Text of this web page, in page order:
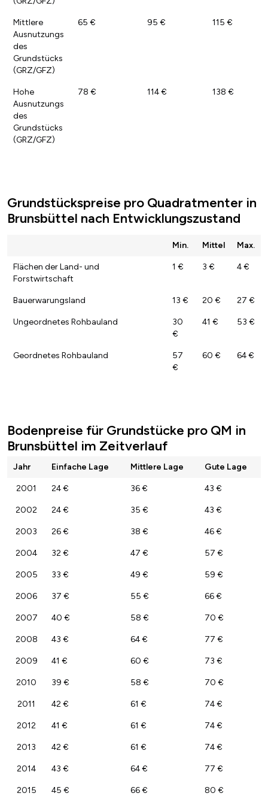
Mittlere
Ausnutzungs
des
Grundstücks
(GRZ/GFZ)
65 € 95 € 115 €
Hohe
Ausnutzungs
des
Grundstücks
(GRZ/GFZ)
78 € 114 € 138 €
Grundstückspreise pro Quadratmenter in
Brunsbüttel nach Entwicklungszustand
Min. Mittel Max.
Flächen der Land- und
Forstwirtschaft
1 € 3 € 4 €
Bauerwarungsland 13 € 20 € 27 €
Ungeordnetes Rohbauland
30
€
41 € 53 €
Geordnetes Rohbauland
57
€
60 € 64 €
Bodenpreise für Grundstücke pro QM in
Brunsbüttel im Zeitverlauf
Jahr Einfache Lage Mittlere Lage Gute Lage
2001 24 € 36 € 43 €
2002 24 € 35 € 43 €
2003 26 € 38 € 46 €
2004 32 € 47 € 57 €
2005 33 € 49 € 59 €
2006 37 € 55 € 66 €
2007 40 € 58 € 70 €
2008 43 € 64 € 77 €
2009 41 € 60 € 73 €
2010 39 € 58 € 70 €
2011 42 € 61 € 74 €
2012 41 € 61 € 74 €
2013 42 € 61 € 74 €
2014 43 € 64 € 77 €
2015 45 € 66 € 80 €